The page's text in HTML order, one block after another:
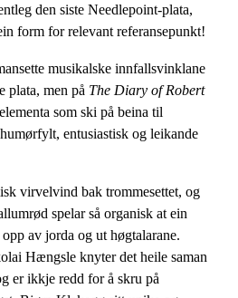
den siste Needlepoint-plata,
form for relevant referansepunkt!
musikalske innfallsvinklane
plata, men på The Diary of Robert
som ski på beina til
entusiastisk og leikande
virvelvind bak trommesettet, og
spelar så organisk at ein
av jorda og ut høgtalarane.
Hængsle knyter det heile saman
er ikkje redd for å skru på